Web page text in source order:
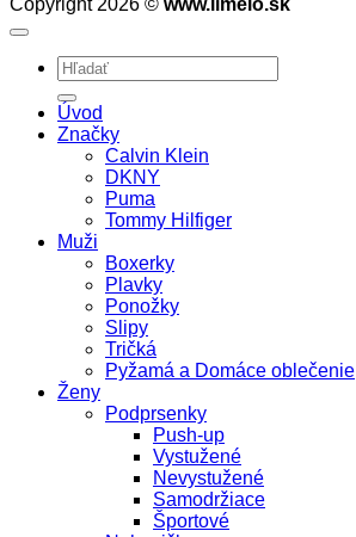
Copyright 2026 © www.limelo.sk
Hľadať:
Úvod
Značky
Calvin Klein
DKNY
Puma
Tommy Hilfiger
Muži
Boxerky
Plavky
Ponožky
Slipy
Tričká
Pyžamá a Domáce oblečenie
Ženy
Podprsenky
Push-up
Vystužené
Nevystužené
Samodržiace
Športové